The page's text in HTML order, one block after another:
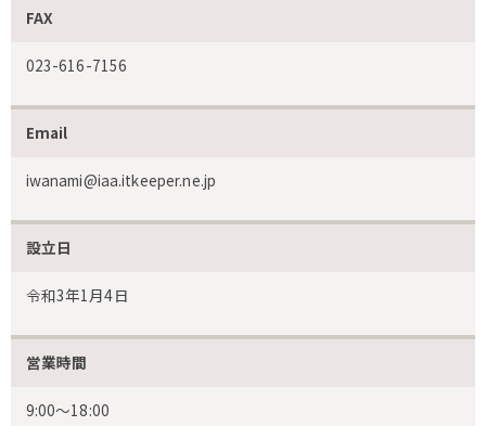
FAX
023-616-7156
Email
iwanami@iaa.itkeeper.ne.jp
設立日
令和3年1月4日
営業時間
9:00〜18:00